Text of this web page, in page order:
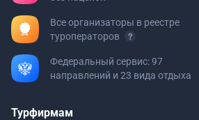
Все организаторы в реестре
туроператоров
Федеральный сервис: 97
направлений и 23 вида отдыха
Турфирмам